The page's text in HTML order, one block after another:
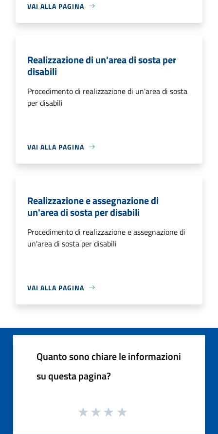
VAI ALLA PAGINA
Realizzazione di un'area di sosta per
disabili
Procedimento di realizzazione di un'area di sosta
per disabili
VAI ALLA PAGINA
Realizzazione e assegnazione di
un'area di sosta per disabili
Procedimento di realizzazione e assegnazione di
un'area di sosta per disabili
VAI ALLA PAGINA
Quanto sono chiare le informazioni
su questa pagina?